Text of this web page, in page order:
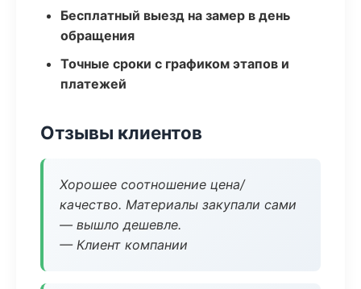
Бесплатный выезд на замер в день
обращения
Точные сроки с графиком этапов и
платежей
Отзывы клиентов
Хорошее соотношение цена/
качество. Материалы закупали сами
— вышло дешевле.
— Клиент компании